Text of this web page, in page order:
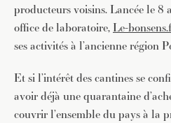
producteurs voisins. Lancée le
office de laboratoire,Le-
ses activités à l’ancienne région
Et si l’intérêt des cantines se
avoir déjà une quarantaine
couvrir l’ensemble du pays à la